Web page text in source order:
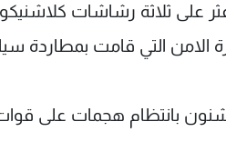
على ثلاثة رشاشات
التي قامت بمطاردة سيارة
بانتظام هجمات على